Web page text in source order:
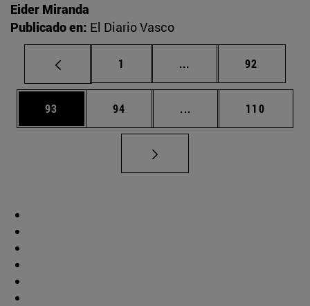
Eider Miranda
Publicado en: El Diario Vasco
Página
1 ... Páginas intermedias
Página
92
Página
93 Página
94 ... Páginas intermedias
Página
110